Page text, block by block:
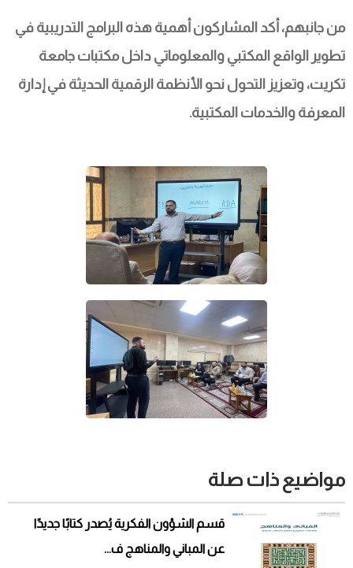
من جانبهم، أكد المشاركون أهمية هذه البرامج التدريبية في
تطوير الواقع المكتبي والمعلوماتي داخل مكتبات جامعة
تكريت، وتعزيز التحول نحو الأنظمة الرقمية الحديثة في إدارة
المعرفة والخدمات المكتبية.
مواضيع ذات صلة
قسم الشؤون الفكرية يُصدر كتابًا جديدًا
عن المباني والمناهج ف...